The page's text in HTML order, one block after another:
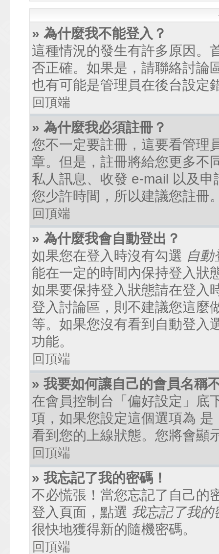
» 為什麼我不能登入？
這種情況的發生有許多原因。
否正確。如果是，請聯絡討論
也有可能是管理員在後台設定
回頂端
» 為什麼我必須註冊？
您不一定要註冊，這要看管理
章。但是，註冊將給您更多不
私人訊息、收發 e-mail 以及
您少許時間，所以建議您註冊
回頂端
» 為什麼我會自動登出？
如果您在登入時沒有勾選 自動
能在一定的時間內保持登入狀
如果要保持登入狀態請在登入
登入討論區，則不建議您這麼
等。如果您沒有看到自動登入
功能。
回頂端
» 我要如何讓自己的會員名稱
在會員控制台「偏好設定」底
項，如果您設定這個選項為 是
看到您的上線狀態。您將會顯
回頂端
» 我忘記了我的密碼！
不必慌張！當您忘記了自己的
登入頁面，點選 我忘記了我的
很快地獲得新的隨機密碼。
回頂端